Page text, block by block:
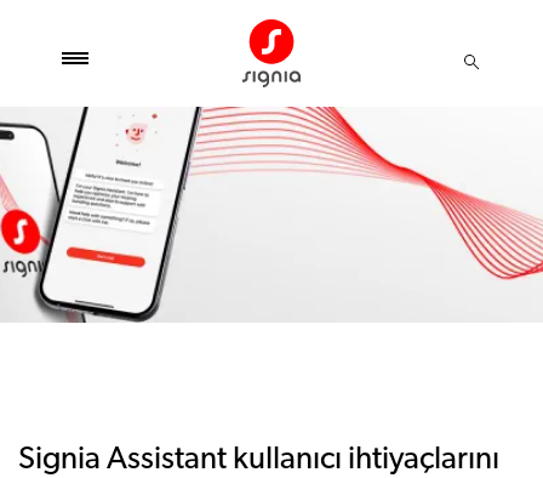
Signia Assistant kullanıcı ihtiyaçlarını